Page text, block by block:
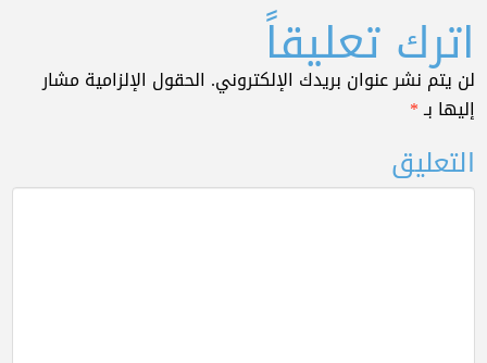
اترك تعليقاً
لن يتم نشر عنوان بريدك الإلكتروني. الحقول الإلزامية مشار
إليها بـ*
التعليق